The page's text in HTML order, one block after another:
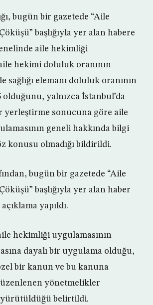
bugün bir gazetede “Aile
başlığıyla yer alan habere
aile hekimliği
hekimi doluluk oranının
sağlığı elemanı doluluk oranının
olduğunu, yalnızca İstanbul’da
yerleştirme sonucuna göre aile
geneli hakkında bilgi
konusu olmadığı bildirildi.
bugün bir gazetede “Aile
başlığıyla yer alan haber
yapıldı.
hekimliği uygulamasının
dayalı bir uygulama olduğu,
bir kanun ve bu kanuna
yönetmelikler
yürütüldüğü belirtildi.